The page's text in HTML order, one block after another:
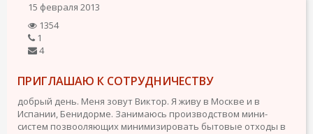
15 февраля 2013
1354
1
4
ПРИГЛАШАЮ К СОТРУДНИЧЕСТВУ
добрый день. Меня зовут Виктор. Я живу в Москве и в
Испании, Бенидорме. Занимаюсь производством мини-
систем позвооляющих минимизировать бытовые отходы в